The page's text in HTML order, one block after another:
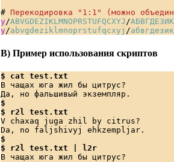
# Перекодировка "1:1" (можно
y/ABVGDEZIKLMNOPRSTUFQCXYJ /
y/abvgdeziklmnoprstufqcxyj /
В) Пример использования скриптов
$ cat test.txt
В чащах юга жил бы цитрус?
$
$ r2l test.txt
V chaxaq juga zhil by citrus?
$
$ r2l test.txt | l2r
В чащах юга жил бы цитрус?